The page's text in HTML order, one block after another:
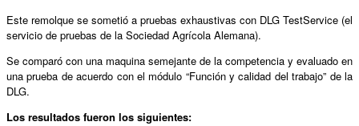
Este remolque se sometió a pruebas exhaustivas con DLG TestService (el
servicio de pruebas de la Sociedad Agrícola Alemana).
Se comparó con una maquina semejante de la competencia y evaluado en
una prueba de acuerdo con el módulo “Función y calidad del trabajo” de la
DLG.
Los resultados fueron los siguientes: